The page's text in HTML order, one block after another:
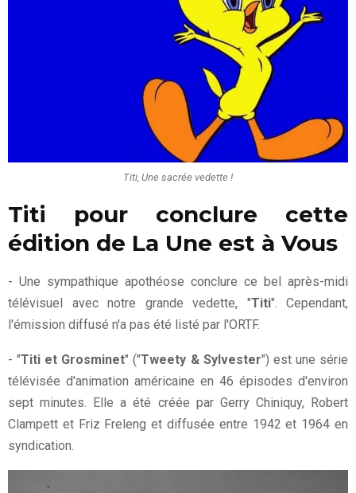
Titi, Une sacrée vedette !
Titi pour conclure cette
édition de La Une est à Vous
- Une sympathique apothéose conclure ce bel après-midi
télévisuel avec notre grande vedette, "Titi". Cependant,
l'émission diffusé n'a pas été listé par l'ORTF.
- "Titi et Grosminet" ("Tweety & Sylvester") est une série
télévisée d'animation américaine en 46 épisodes d'environ
sept minutes. Elle a été créée par Gerry Chiniquy, Robert
Clampett et Friz Freleng et diffusée entre 1942 et 1964 en
syndication.